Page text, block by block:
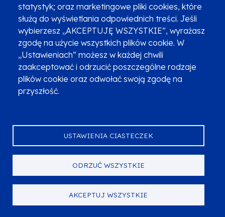
statystyk; oraz marketingowe pliki cookies, które
służą do wyświetlania odpowiednich treści. Jeśli
wybierzesz „AKCEPTUJĘ WSZYSTKIE”, wyrażasz
zgodę na użycie wszystkich plików cookie. W
„Ustawieniach” możesz w każdej chwili
zaakceptować i odrzucić poszczególne rodzaje
plików cookie oraz odwołać swoją zgodę na
przyszłość.
USTAWIENIA CIASTECZEK
ODRZUĆ WSZYSTKIE
AKCEPTUJ WSZYSTKIE
Zobacz inne programy
Poznaj Fundusze 2014-2020
Deklaracja dostępności
Polityka prywatności
Przetwarzanie danych osobowych
Zgłoś błąd Mapa strony
Serwis dofinansowany przez Unię Europejską z programu Fundusze
© Urząd Marszałkowski Województwa Małopolskiego 2023